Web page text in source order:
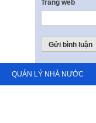
Trang web
QUẢN LÝ NHÀ NƯỚC